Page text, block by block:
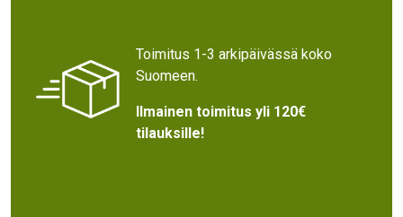
Toimitus 1-3 arkipäivässä koko
Suomeen.
Ilmainen toimitus yli 120€
tilauksille!